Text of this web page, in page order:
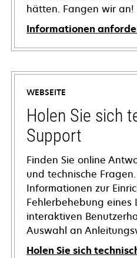
hätten. Fangen wir an!
Informationen
WEBSEITE
Holen Sie sich
Support
Finden Sie online
und technische
Informationen zur
Fehlerbehebung eines
interaktiven
Auswahl an
Holen Sie sich